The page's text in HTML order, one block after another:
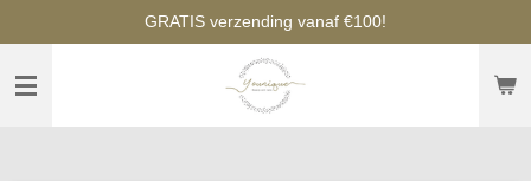
naar
hoofdinhoud
GRATIS verzending vanaf €100!